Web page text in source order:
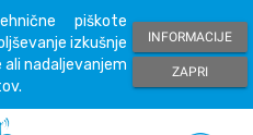
piškote
izkušnje
nadaljevanjem
INFORMACIJE
ZAPRI